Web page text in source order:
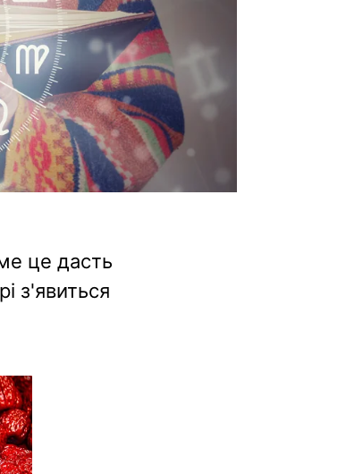
це дасть
з'явиться